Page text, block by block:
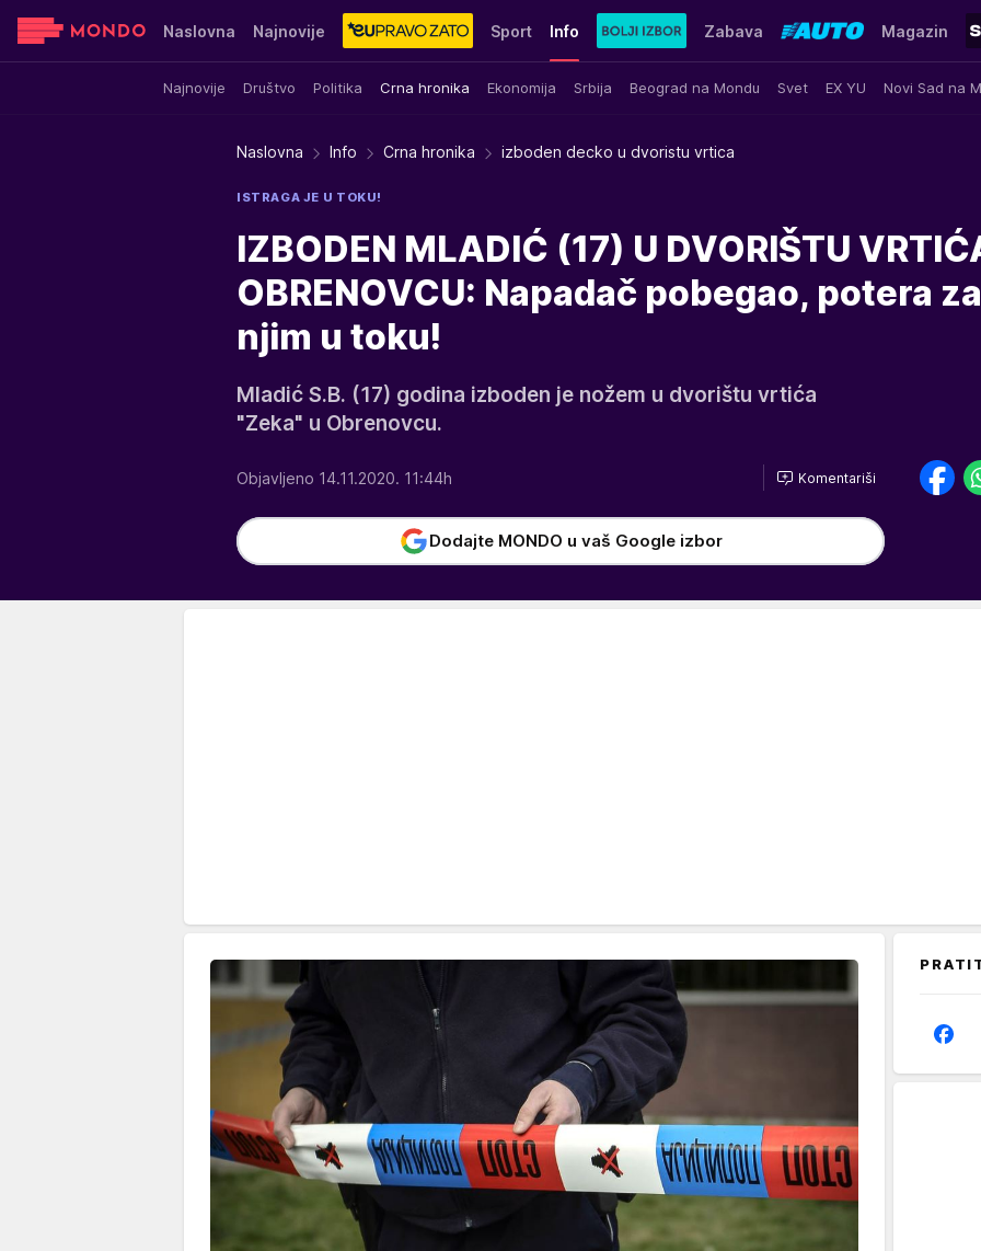
Naslovna Najnovije Sport Info
Najnovije Društvo Politika Crna hronika Ekonomija Srbija Beograd na Mondu Svet EX YU Novi Sad na
Zabava Magazin
Sensa Stvar ukusa Yumama
Naslovna Info Crna hronika izboden decko u dvoristu vrtica
ISTRAGA JE U TOKU!
IZBODEN MLADIĆ (17) U DVORIŠTU
OBRENOVCU: Napadač pobegao, potera za
njim u toku!
Mladić S.B. (17) godina izboden je nožem u dvorištu vrtića
"Zeka" u Obrenovcu.
Objavljeno 14.11.2020. 11:44h Komentariši
Dodajte MONDO u vaš Google izbor